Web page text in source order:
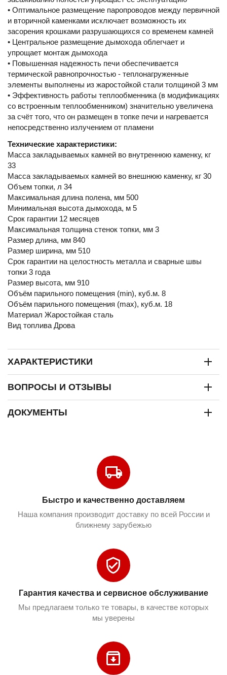
• Оптимальное размещение паропроводов между первичной
и вторичной каменками исключает возможность их
засорения крошками разрушающихся со временем камней
• Центральное размещение дымохода облегчает и
упрощает монтаж дымохода
• Повышенная надежность печи обеспечивается
термической равнопрочностью - теплонагруженные
элементы выполнены из жаростойкой стали толщиной 3 мм
• Эффективность работы теплообменника (в модификациях
со встроенным теплообменником) значительно увеличена
за счёт того, что он размещен в топке печи и нагревается
непосредственно излучением от пламени
Технические характеристики:
Масса закладываемых камней во внутреннюю каменку, кг
33
Масса закладываемых камней во внешнюю каменку, кг 30
Объем топки, л 34
Максимальная длина полена, мм 500
Минимальная высота дымохода, м 5
Срок гарантии 12 месяцев
Максимальная толщина стенок топки, мм 3
Размер длина, мм 840
Размер ширина, мм 510
Срок гарантии на целостность металла и сварные швы
топки 3 года
Размер высота, мм 910
Объём парильного помещения (min), куб.м. 8
Объём парильного помещения (max), куб.м. 18
Материал Жаростойкая сталь
Вид топлива Дрова
ХАРАКТЕРИСТИКИ
ВОПРОСЫ И ОТЗЫВЫ
ДОКУМЕНТЫ
Быстро и качественно доставляем
Наша компания производит доставку по всей России и
ближнему зарубежью
Гарантия качества и сервисное обслуживание
Мы предлагаем только те товары, в качестве которых
мы уверены